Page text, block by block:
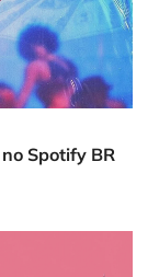
Spotify BR